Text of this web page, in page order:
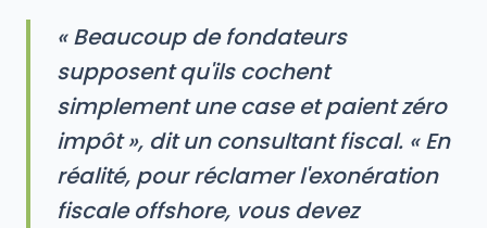
« Beaucoup de fondateurs
supposent qu'ils cochent
simplement une case et paient zéro
impôt », dit un consultant fiscal. « En
réalité, pour réclamer l'exonération
fiscale offshore, vous devez